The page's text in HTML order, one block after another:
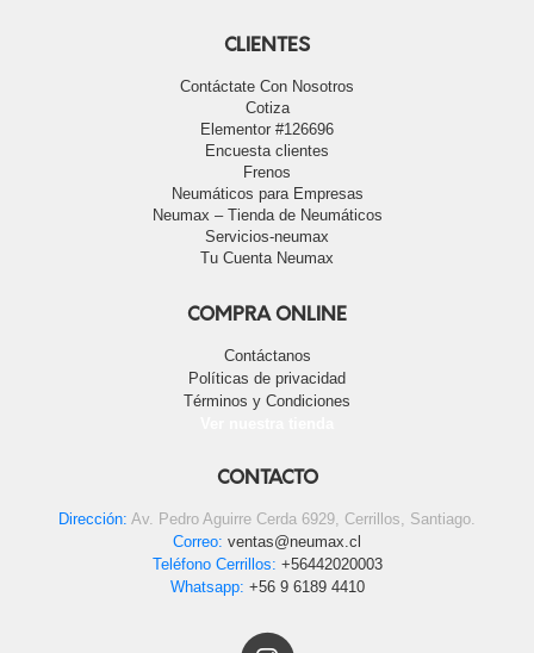
CLIENTES
Contáctate Con Nosotros
Cotiza
Elementor #126696
Encuesta clientes
Frenos
Neumáticos para Empresas
Neumax – Tienda de Neumáticos
Servicios-neumax
Tu Cuenta Neumax
COMPRA ONLINE
Contáctanos
Políticas de privacidad
Términos y Condiciones
CONTACTO
Dirección: Av. Pedro Aguirre Cerda 6929, Cerrillos, Santiago.
Correo: ventas@neumax.cl
Teléfono Cerrillos: +56442020003
Whatsapp: +56 9 6189 4410